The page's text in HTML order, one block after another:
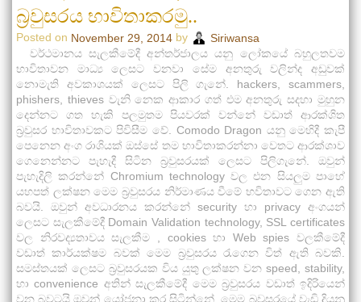
බ්‍රවුසරය භාවිතාකරමු..
Posted on November 29, 2014 by
Siriwansa
වර්ථමානය සැලකීමේදී අන්තර්ජාලය යනු ලෝකයේ බහුලතවම
භාවිතාවන මාධ්‍ය ලෙසට වනවා සේම අනතුරු වලින්ද අඩුවක්
නොමැති අවකාශයක් ලෙසට පිලි ගැනේ. hackers, scammers,
phishers, thieves වැනි නෙක ආකාර ගත් එම අනතුරු සදහා මුහුන
දෙන්නට ගත හැකි පලමුතම පියවරක් වන්නේ වඩාත් ආරක්ශිත
බ්‍රවුසර භාවිතාවකට පිවිසීම වේ. Comodo Dragon යනු මෙහිදී කැපී
පෙනෙන අංග රාශියක් ඔස්සේ තම භාවිතාකරන්නා වෙතට ආරක්ශාව
ගෙනෙන්නට පැහැදී සිටින බ්‍රවුසරයක් ලෙසට පිලිගැනේ. ඔවුන්
පැහැදිලි කරන්නේ Chromium technology වල එන සියලුම පාහේ
යහපත් ලක්ෂන මෙම බ්‍රවුසරය නිර්මාණය වීමේ භවිතාවට ගෙන ඇති
බවයි. ඔවුන් අවධාරනය කරන්නේ security හා privacy අංගයන්
ලෙසට සැලකීමේදී Domain Validation technology, SSL certificates
වල නිරවද්‍යතාවය සැලකීම , cookies හා Web spies වලකීමේදී
වඩාත් කාර්යක්ෂම බවක් මෙම බ්‍රවුසරය ‍රැගෙන විත් ඇති බවකි.
සමස්තයක් ලෙසට බ්‍රවුසරයක විය යුතු ලක්ෂන වන speed, stability,
හා convenience අතින් සැලකීමේදී මෙම බ්‍රවුසරය වඩාත් ඉදිරියෙන්
වන බවටයි ඔවුන් යෝජනා කර සිටින්නේ. මෙම බ්‍රවුසරයේ වැඩි දියුනු